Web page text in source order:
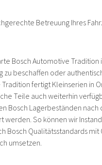
Betreuung Ihres
Bosch Automotive Tradition
zu beschaffen oder
Tradition fertigt Kleinserien in
Teile auch weiterhin
Bosch Lagerbeständen nach
werden. So können wir
Bosch Qualitätsstandards
umsetzen.